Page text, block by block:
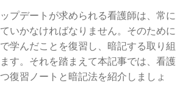
つ復習ノートと暗記法
た「反復学習」で記憶の定着率を上げ
プデートが求められる看護師は、常に
いかなければなりません。そのために
学んだことを復習し、暗記する取り組
す。それを踏まえて本記事では、看護
復習ノートと暗記法を紹介しましょ